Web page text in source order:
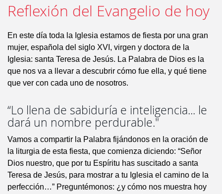
Reflexión del Evangelio de hoy
En este día toda la Iglesia estamos de fiesta por una gran
mujer, española del siglo XVI, virgen y doctora de la
Iglesia: santa Teresa de Jesús. La Palabra de Dios es la
que nos va a llevar a descubrir cómo fue ella, y qué tiene
que ver con cada uno de nosotros.
“Lo llena de sabiduría e inteligencia... le
dará un nombre perdurable."
Vamos a compartir la Palabra fijándonos en la oración de
la liturgia de esta fiesta, que comienza diciendo: “Señor
Dios nuestro, que por tu Espíritu has suscitado a santa
Teresa de Jesús, para mostrar a tu Iglesia el camino de la
perfección…” Preguntémonos: ¿y cómo nos muestra hoy